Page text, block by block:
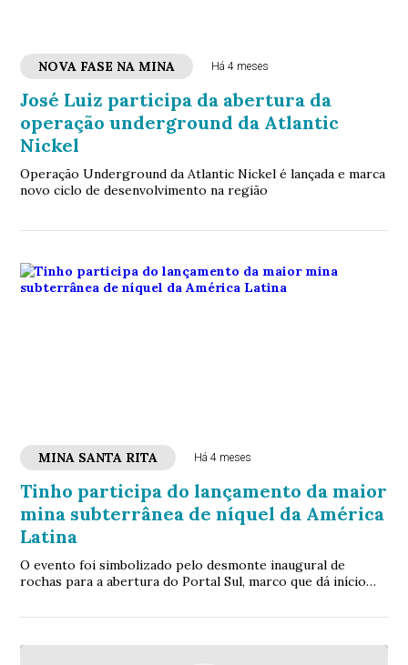
NOVA FASE NA MINA Há 4 meses
José Luiz participa da abertura da
operação underground da Atlantic
Nickel
Operação Underground da Atlantic Nickel é lançada e marca
novo ciclo de desenvolvimento na região
MINA SANTA RITA Há 4 meses
Tinho participa do lançamento da maior
mina subterrânea de níquel da América
Latina
O evento foi simbolizado pelo desmonte inaugural de
rochas para a abertura do Portal Sul, marco que dá início